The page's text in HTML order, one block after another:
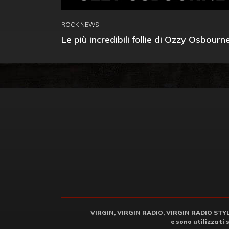
ROCK NEWS
Le più incredibili follie di Ozzy
VIRGIN, VIRGIN RADIO, VIRGIN RADIO
e sono utilizzati